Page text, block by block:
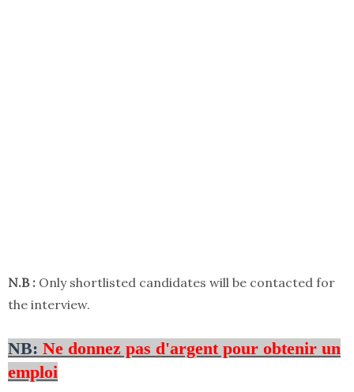
N.B : Only shortlisted candidates will be contacted for
the interview.
NB: Ne donnez pas d'argent pour obtenir un
emploi